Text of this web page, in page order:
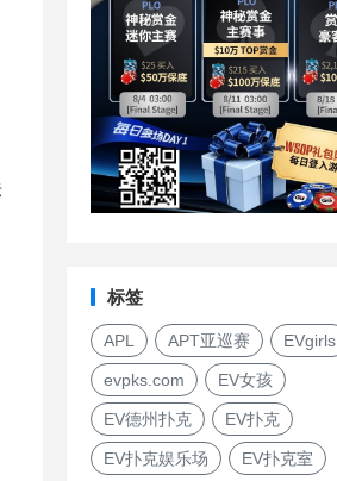
标签
APL APT亚巡赛 EVgirls
evpks.com EV女孩
EV德州扑克 EV扑克
EV扑克娱乐场 EV扑克室